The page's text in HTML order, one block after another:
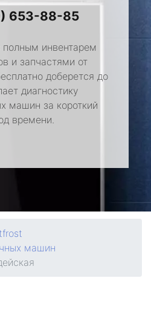
653-88-85
инвентарем
и запчастями от
доберется до
диагностику
машин за короткий
времени.
машин